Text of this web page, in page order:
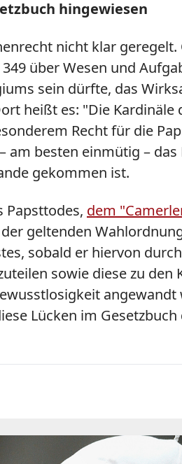
hingewiesen
nicht klar
über Wesen und
sein dürfte, das
heißt es: "Die
Recht für die
besten einmütig –
gekommen ist.
Papsttodes, dem
geltenden
sobald er hiervon
sowie diese zu
Lücken im